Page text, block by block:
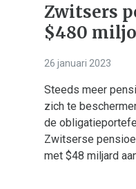
Zwitsers
$480
26 januari 2023
Steeds meer
zich te
de
Zwitserse
met $48 miljard